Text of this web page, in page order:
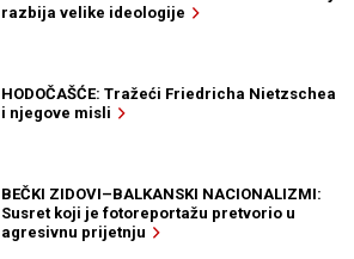
razbija velike ideologije
HODOČAŠĆE: Tražeći Friedricha Nietzschea
i njegove misli
BEČKI ZIDOVI–BALKANSKI NACIONALIZMI:
Susret koji je fotoreportažu pretvorio u
agresivnu prijetnju